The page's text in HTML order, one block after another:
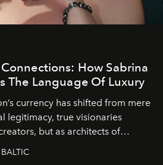
How Sabrina
The Language Of Luxury
currency has shifted from mere
legitimacy, true visionaries
but as architects of
decades of mastery in luxury,